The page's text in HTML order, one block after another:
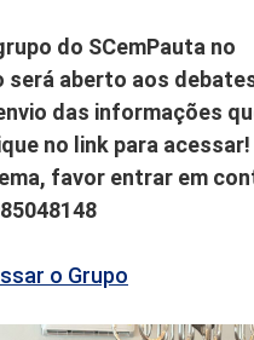
do SCemPauta no
será aberto aos
das informações
no link para acessar!
favor entrar em
o Grupo